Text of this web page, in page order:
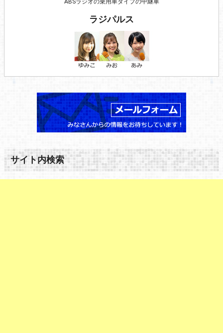
ABSラジオの乗用車タイプの中継車
ラジパルス
サイト内検索